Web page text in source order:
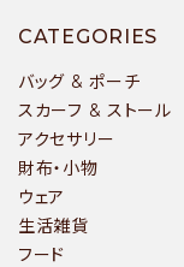
CATEGORIES
バッグ & ポーチ
スカーフ & ストール
アクセサリー
財布・小物
ウェア
生活雑貨
フード